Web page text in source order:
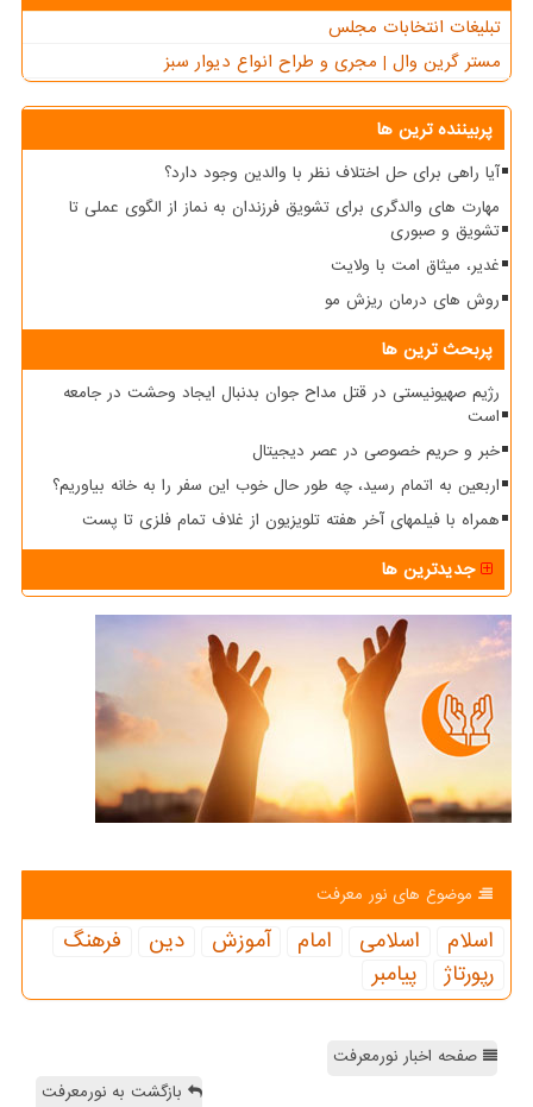
تبلیغات انتخابات مجلس
مستر گرین وال | مجری و طراح انواع دیوار سبز
پربیننده ترین ها
آیا راهی برای حل اختلاف نظر با والدین وجود دارد؟
مهارت های والدگری برای تشویق فرزندان به نماز از الگوی عملی تا
تشویق و صبوری
غدیر، میثاق امت با ولایت
روش های درمان ریزش مو
پربحث ترین ها
رژیم صهیونیستی در قتل مداح جوان بدنبال ایجاد وحشت در جامعه
است
خبر و حریم خصوصی در عصر دیجیتال
اربعین به اتمام رسید، چه طور حال خوب این سفر را به خانه بیاوریم؟
همراه با فیلمهای آخر هفته تلویزیون از غلاف تمام فلزی تا پست
جدیدترین ها
موضوع های نور معرفت
اسلام اسلامی امام آموزش دین
فرهنگ
رپورتاژ
پیامبر
صفحه اخبار نورمعرفت
بازگشت به نورمعرفت